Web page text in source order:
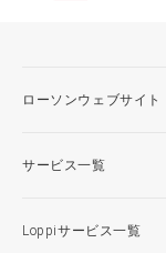
ローソンウェブサイト
サービス一覧
Loppiサービス一覧